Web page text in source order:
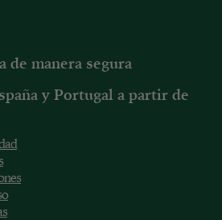
de manera segura
y Portugal a partir de